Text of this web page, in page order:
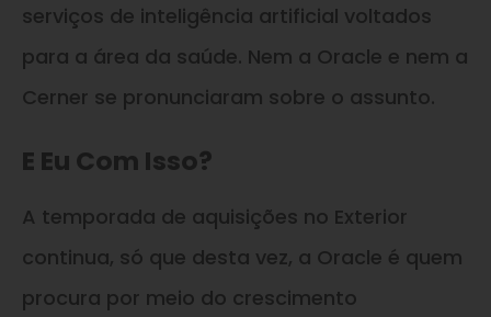
serviços de inteligência artificial voltados
para a área da saúde. Nem a Oracle e nem a
Cerner se pronunciaram sobre o assunto.
E Eu Com Isso?
A temporada de aquisições no Exterior
continua, só que desta vez, a Oracle é quem
procura por meio do crescimento